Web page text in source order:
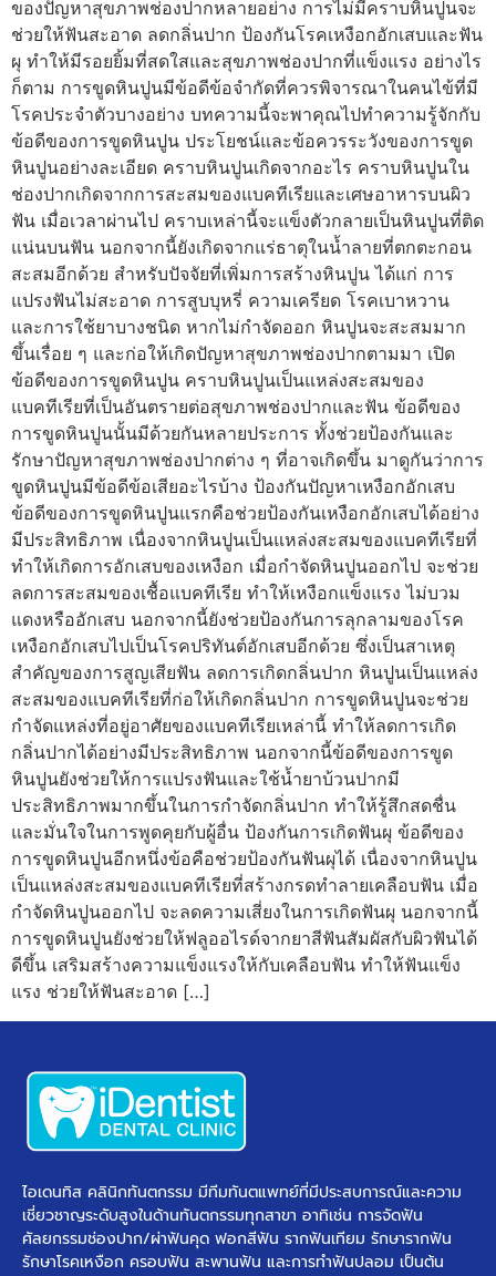
ของปัญหาสุขภาพช่องปากหลายอย่าง การไม่มีคราบหินปูนจะ
ช่วยให้ฟันสะอาด ลดกลิ่นปาก ป้องกันโรคเหงือกอักเสบและฟัน
ผุ ทำให้มีรอยยิ้มที่สดใสและสุขภาพช่องปากที่แข็งแรง อย่างไร
ก็ตาม การขูดหินปูนมีข้อดีข้อจำกัดที่ควรพิจารณาในคนไข้ที่มี
โรคประจำตัวบางอย่าง บทความนี้จะพาคุณไปทำความรู้จักกับ
ข้อดีของการขูดหินปูน ประโยชน์และข้อควรระวังของการขูด
หินปูนอย่างละเอียด คราบหินปูนเกิดจากอะไร คราบหินปูนใน
ช่องปากเกิดจากการสะสมของแบคทีเรียและเศษอาหารบนผิว
ฟัน เมื่อเวลาผ่านไป คราบเหล่านี้จะแข็งตัวกลายเป็นหินปูนที่ติด
แน่นบนฟัน นอกจากนี้ยังเกิดจากแร่ธาตุในน้ำลายที่ตกตะกอน
สะสมอีกด้วย สำหรับปัจจัยที่เพิ่มการสร้างหินปูน ได้แก่ การ
แปรงฟันไม่สะอาด การสูบบุหรี่ ความเครียด โรคเบาหวาน
และการใช้ยาบางชนิด หากไม่กำจัดออก หินปูนจะสะสมมาก
ขึ้นเรื่อย ๆ และก่อให้เกิดปัญหาสุขภาพช่องปากตามมา เปิด
ข้อดีของการขูดหินปูน คราบหินปูนเป็นแหล่งสะสมของ
แบคทีเรียที่เป็นอันตรายต่อสุขภาพช่องปากและฟัน ข้อดีของ
การขูดหินปูนนั้นมีด้วยกันหลายประการ ทั้งช่วยป้องกันและ
รักษาปัญหาสุขภาพช่องปากต่าง ๆ ที่อาจเกิดขึ้น มาดูกันว่าการ
ขูดหินปูนมีข้อดีข้อเสียอะไรบ้าง ป้องกันปัญหาเหงือกอักเสบ
ข้อดีของการขูดหินปูนแรกคือช่วยป้องกันเหงือกอักเสบได้อย่าง
มีประสิทธิภาพ เนื่องจากหินปูนเป็นแหล่งสะสมของแบคทีเรียที่
ทำให้เกิดการอักเสบของเหงือก เมื่อกำจัดหินปูนออกไป จะช่วย
ลดการสะสมของเชื้อแบคทีเรีย ทำให้เหงือกแข็งแรง ไม่บวม
แดงหรืออักเสบ นอกจากนี้ยังช่วยป้องกันการลุกลามของโรค
เหงือกอักเสบไปเป็นโรคปริทันต์อักเสบอีกด้วย ซึ่งเป็นสาเหตุ
สำคัญของการสูญเสียฟัน ลดการเกิดกลิ่นปาก หินปูนเป็นแหล่ง
สะสมของแบคทีเรียที่ก่อให้เกิดกลิ่นปาก การขูดหินปูนจะช่วย
กำจัดแหล่งที่อยู่อาศัยของแบคทีเรียเหล่านี้ ทำให้ลดการเกิด
กลิ่นปากได้อย่างมีประสิทธิภาพ นอกจากนี้ข้อดีของการขูด
หินปูนยังช่วยให้การแปรงฟันและใช้น้ำยาบ้วนปากมี
ประสิทธิภาพมากขึ้นในการกำจัดกลิ่นปาก ทำให้รู้สึกสดชื่น
และมั่นใจในการพูดคุยกับผู้อื่น ป้องกันการเกิดฟันผุ ข้อดีของ
การขูดหินปูนอีกหนึ่งข้อคือช่วยป้องกันฟันผุได้ เนื่องจากหินปูน
เป็นแหล่งสะสมของแบคทีเรียที่สร้างกรดทำลายเคลือบฟัน เมื่อ
กำจัดหินปูนออกไป จะลดความเสี่ยงในการเกิดฟันผุ นอกจากนี้
การขูดหินปูนยังช่วยให้ฟลูออไรด์จากยาสีฟันสัมผัสกับผิวฟันได้
ดีขึ้น เสริมสร้างความแข็งแรงให้กับเคลือบฟัน ทำให้ฟันแข็ง
แรง ช่วยให้ฟันสะอาด […]
ไอเดนทิส คลินิกทันตกรรม มีทีมทันตแพทย์ที่มีประสบการณ์และความ
เชี่ยวชาญระดับสูงในด้านทันตกรรมทุกสาขา อาทิเช่น การจัดฟัน
ศัลยกรรมช่องปาก/ผ่าฟันคุด ฟอกสีฟัน รากฟันเทียม รักษารากฟัน
รักษาโรคเหงือก ครอบฟัน สะพานฟัน และการทำฟันปลอม เป็นต้น ​